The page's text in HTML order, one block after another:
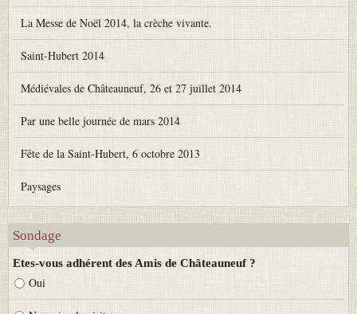
La Messe de Noël 2014, la crèche vivante.
Saint-Hubert 2014
Médiévales de Châteauneuf, 26 et 27 juillet 2014
Par une belle journée de mars 2014
Fête de la Saint-Hubert, 6 octobre 2013
Paysages
Sondage
Etes-vous adhérent des Amis de Châteauneuf ?
Oui